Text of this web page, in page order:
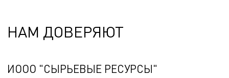
НАМ ДОВЕРЯЮТ
ИООО "СЫРЬЕВЫЕ РЕСУРСЫ"